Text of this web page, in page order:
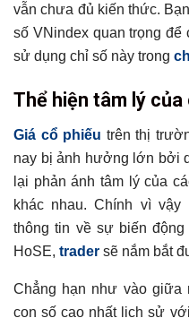
vẫn chưa đủ kiến thức.
số VNindex quan trọng để
sử dụng chỉ số này trong
Thể hiện tâm lý
Giá cổ phiếu trên thị
nay bị ảnh hưởng lớn bởi
lại phản ánh tâm lý của
khác nhau. Chính vì
thông tin về sự biến
HoSE, trader sẽ nắm bắt
Chẳng hạn như vào giữa
con số cao nhất lịch sử